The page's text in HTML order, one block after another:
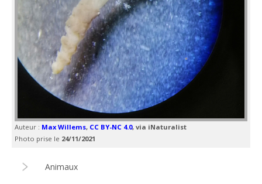
Auteur : Max Willems, CC BY-NC 4.0, via iNaturalist
Photo prise le 24/11/2021
Animaux